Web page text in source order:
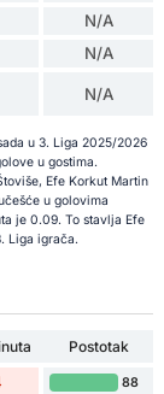
N/A
N/A
N/A
u 3. Liga 2025/2026
u gostima.
Efe Korkut Martin
u golovima
je 0.09. To stavlja Efe
Liga igrača.
Postotak
88